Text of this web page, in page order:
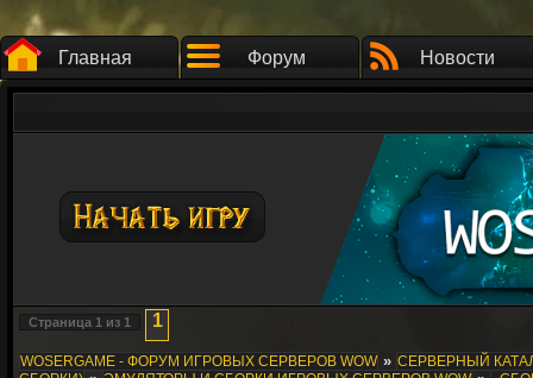
Главная Форум Новости
Страница 1 из 1 1
WOSERGAME - ФОРУМ ИГРОВЫХ СЕРВЕРОВ WOW » СЕРВЕРНЫЙ